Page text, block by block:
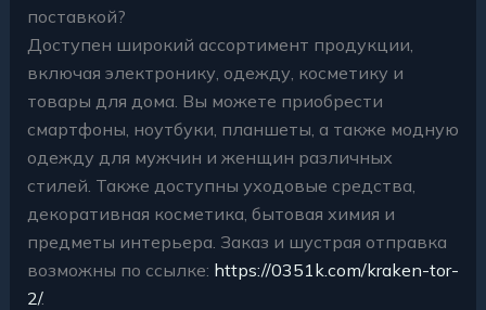
поставкой?
Доступен широкий ассортимент продукции,
включая электронику, одежду, косметику и
товары для дома. Вы можете приобрести
смартфоны, ноутбуки, планшеты, а также модную
одежду для мужчин и женщин различных
стилей. Также доступны уходовые средства,
декоративная косметика, бытовая химия и
предметы интерьера. Заказ и шустрая отправка
возможны по ссылке: https://0351k.com/kraken-tor-
2/.